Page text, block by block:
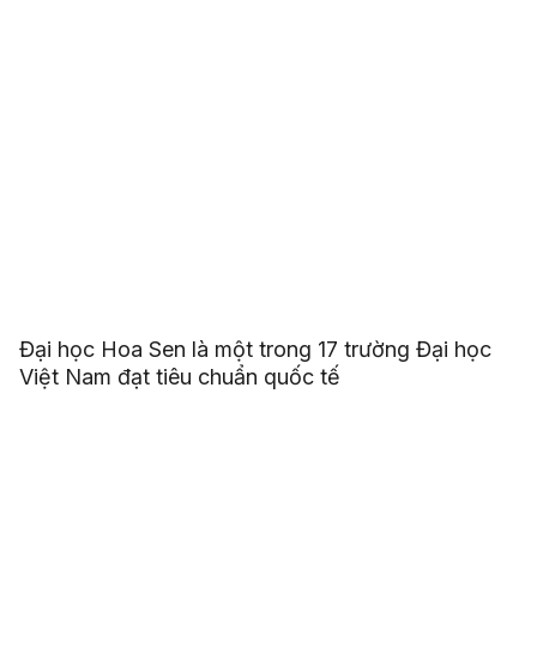
Đại học Hoa Sen là một trong 17 trường Đại học
Việt Nam đạt tiêu chuẩn quốc tế